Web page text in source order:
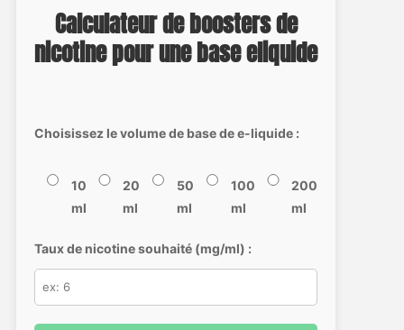
Calculateur de boosters de
nicotine pour une base eliquide
Choisissez le volume de base de e-liquide :
10
ml
20
ml
50
ml
100
ml
200
ml
Taux de nicotine souhaité (mg/ml) :